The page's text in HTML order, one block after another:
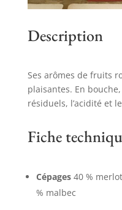
Description
Ses arômes de fruits
plaisantes. En
résiduels, l’acidité et
Fiche
Cépages 40 %
% malbec